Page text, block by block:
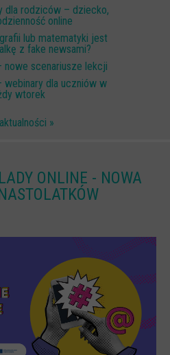
dla rodziców – dziecko,
online
lub matematyki jest
z fake newsami?
nowe scenariusze lekcji
webinary dla uczniów w
wtorek
»
ONLINE - NOWA
internecie